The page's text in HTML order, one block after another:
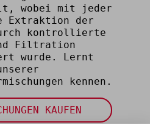
wobei mit jeder
Extraktion der
kontrollierte
Filtration
wurde. Lernt
kennen.
KAUFEN